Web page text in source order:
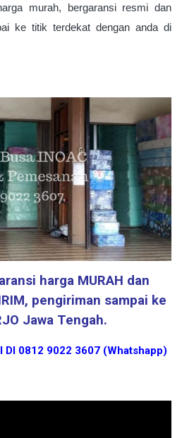
murah, bergaransi resmi dan
ke titik terdekat dengan anda di
harga MURAH dan
pengiriman sampai ke
Jawa Tengah.
DI 0812 9022 3607 (Whatshapp)